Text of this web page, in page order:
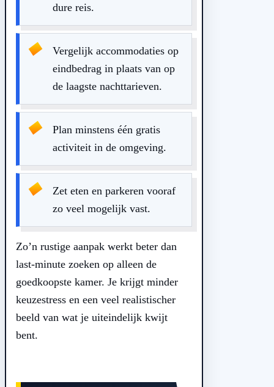
dure reis.
Vergelijk accommodaties op
eindbedrag in plaats van op
de laagste nachttarieven.
Plan minstens één gratis
activiteit in de omgeving.
Zet eten en parkeren vooraf
zo veel mogelijk vast.
Zo’n rustige aanpak werkt beter dan
last-minute zoeken op alleen de
goedkoopste kamer. Je krijgt minder
keuzestress en een veel realistischer
beeld van wat je uiteindelijk kwijt
bent.